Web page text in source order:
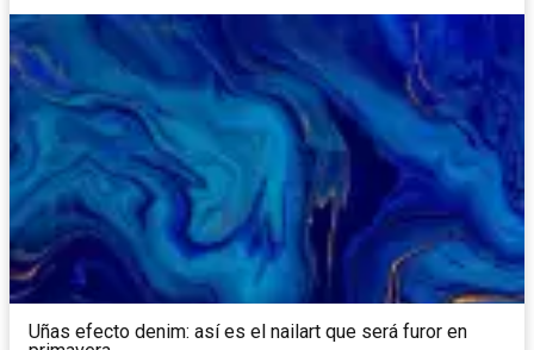
Uñas efecto denim: así es el nailart que será furor en